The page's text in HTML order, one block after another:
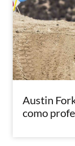
Austin
como